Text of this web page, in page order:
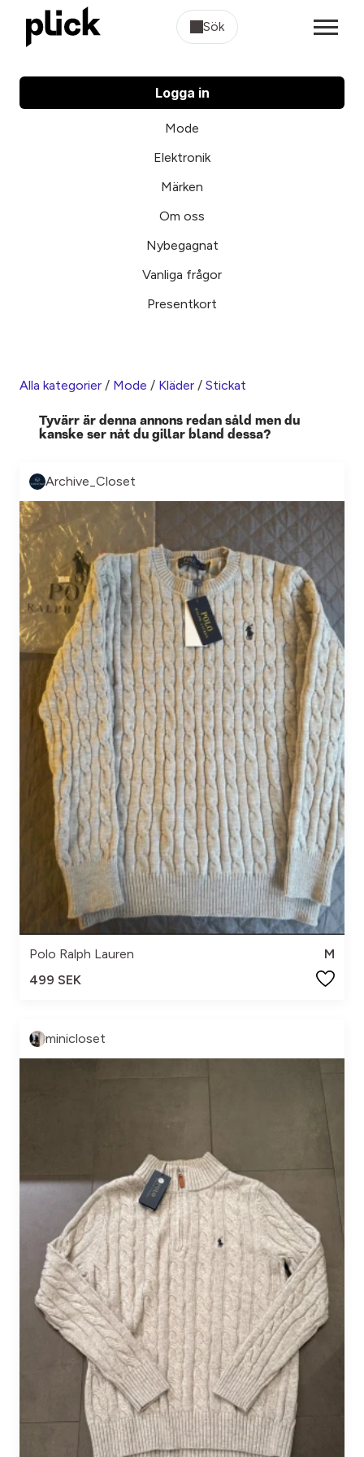
Sök
Logga in
Mode
Elektronik
Märken
Om oss
Nybegagnat
Vanliga frågor
Presentkort
Alla kategorier / Mode / Kläder / Stickat
Tyvärr är denna annons redan såld men du
kanske ser nåt du gillar bland dessa?
Archive_Closet
Polo Ralph Lauren
M
499 SEK
minicloset